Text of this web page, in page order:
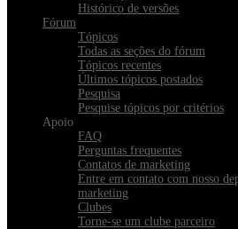
Histórico de versões
Fórum
Tópicos
Todas as seções do fórum
Tópicos recentes
Últimos tópicos postados
Pesquisa
Pesquise tópicos por critérios
Apoio
FAQ
Perguntas frequentes
Contatos de marketing
Entre em contato com nosso
marketing
Clubes
Torne-se um clube parceiro